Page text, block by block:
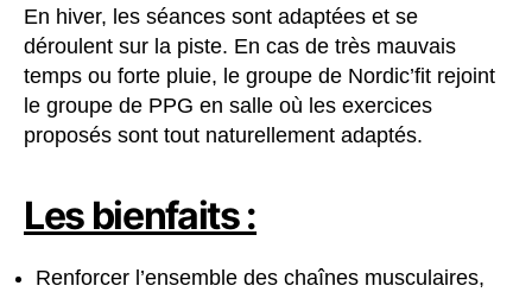
En hiver, les séances sont adaptées et se
déroulent sur la piste. En cas de très mauvais
temps ou forte pluie, le groupe de Nordic’fit rejoint
le groupe de PPG en salle où les exercices
proposés sont tout naturellement adaptés.
Les bienfaits :
Renforcer l’ensemble des chaînes musculaires,